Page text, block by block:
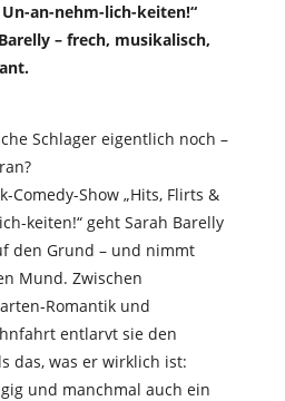
an-nehm-lich-keiten!“
– frech, musikalisch,
Schlager eigentlich noch –
Comedy-Show „Hits, Flirts &
keiten!“ geht Sarah Barelly
den Grund – und nimmt
Mund. Zwischen
Romantik und
entlarvt sie den
das, was er wirklich ist:
und manchmal auch ein